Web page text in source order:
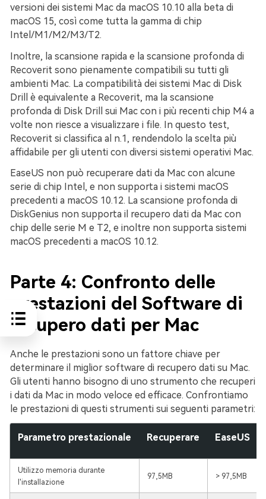
versioni dei sistemi Mac da macOS 10.10 alla beta di
macOS 15, così come tutta la gamma di chip
Intel/M1/M2/M3/T2.
Inoltre, la scansione rapida e la scansione profonda di
Recoverit sono pienamente compatibili su tutti gli
ambienti Mac. La compatibilità dei sistemi Mac di Disk
Drill è equivalente a Recoverit, ma la scansione
profonda di Disk Drill sui Mac con i più recenti chip M4 a
volte non riesce a visualizzare i file. In questo test,
Recoverit si classifica al n.1, rendendolo la scelta più
affidabile per gli utenti con diversi sistemi operativi Mac.
EaseUS non può recuperare dati da Mac con alcune
serie di chip Intel, e non supporta i sistemi macOS
precedenti a macOS 10.12. La scansione profonda di
DiskGenius non supporta il recupero dati da Mac con
chip delle serie M e T2, e inoltre non supporta sistemi
macOS precedenti a macOS 10.12.
Parte 4: Confronto delle
prestazioni del Software di
recupero dati per Mac
Anche le prestazioni sono un fattore chiave per
determinare il miglior software di recupero dati su Mac.
Gli utenti hanno bisogno di uno strumento che recuperi
i dati da Mac in modo veloce ed efficace. Confrontiamo
le prestazioni di questi strumenti sui seguenti parametri:
Parametro prestazionale Recuperare EaseUS
Utilizzo memoria durante
l'installazione
97,5MB > 97,5MB